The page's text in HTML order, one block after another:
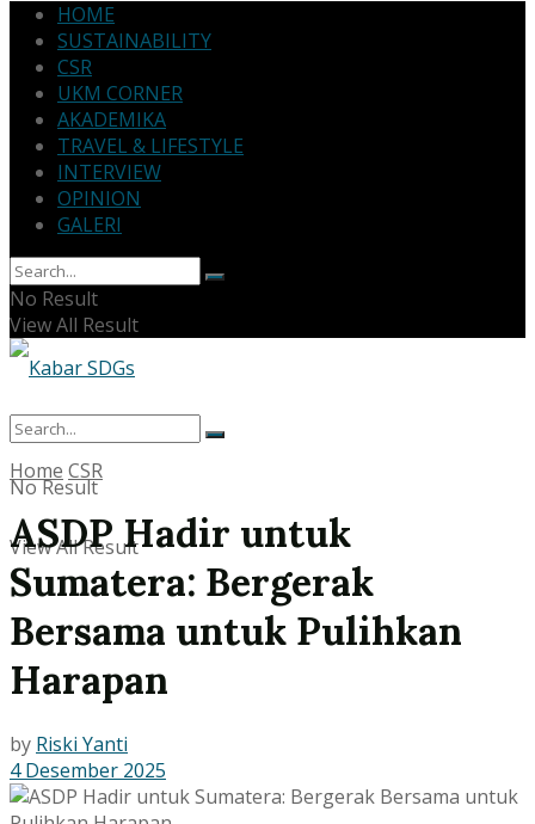
HOME
SUSTAINABILITY
CSR
UKM CORNER
AKADEMIKA
TRAVEL & LIFESTYLE
INTERVIEW
OPINION
GALERI
No Result
View All Result
No Result
View All Result
Home CSR
ASDP Hadir untuk
Sumatera: Bergerak
Bersama untuk Pulihkan
Harapan
by Riski Yanti
4 Desember 2025